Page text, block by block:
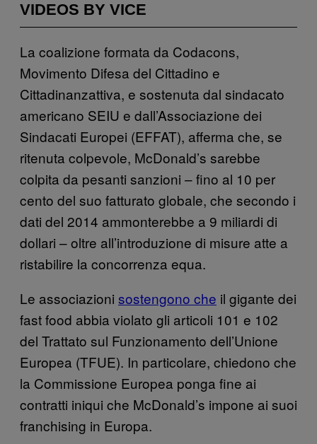
VIDEOS BY VICE
La coalizione formata da Codacons,
Movimento Difesa del Cittadino e
Cittadinanzattiva, e sostenuta dal sindacato
americano SEIU e dall’Associazione dei
Sindacati Europei (EFFAT), afferma che, se
ritenuta colpevole, McDonald’s sarebbe
colpita da pesanti sanzioni – fino al 10 per
cento del suo fatturato globale, che secondo i
dati del 2014 ammonterebbe a 9 miliardi di
dollari – oltre all’introduzione di misure atte a
ristabilire la concorrenza equa.
Le associazioni sostengono che il gigante dei
fast food abbia violato gli articoli 101 e 102
del Trattato sul Funzionamento dell’Unione
Europea (TFUE). In particolare, chiedono che
la Commissione Europea ponga fine ai
contratti iniqui che McDonald’s impone ai suoi
franchising in Europa.